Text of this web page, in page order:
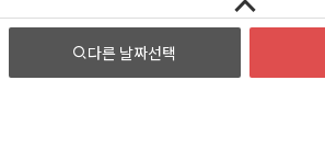
다른 날짜선택